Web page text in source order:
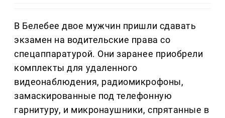
В Белебее двое мужчин пришли сдавать
экзамен на водительские права со
спецаппаратурой. Они заранее приобрели
комплекты для удаленного
видеонаблюдения, радиомикрофоны,
замаскированные под телефонную
гарнитуру, и микронаушники, спрятанные в